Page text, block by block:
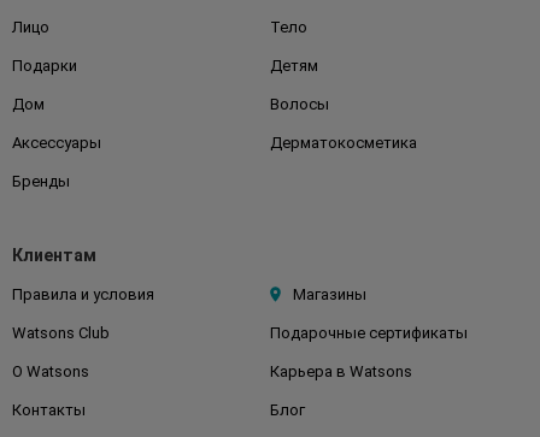
Лицо Тело
Подарки Детям
Дом Волосы
Аксессуары Дерматокосметика
Бренды
Клиентам
Правила и условия Магазины
Watsons Club Подарочные сертификаты
О Watsons Карьера в Watsons
Контакты Блог